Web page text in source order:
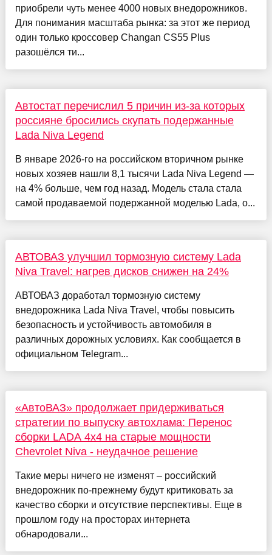
приобрели чуть менее 4000 новых внедорожников.
Для понимания масштаба рынка: за этот же период
один только кроссовер Changan CS55 Plus
разошёлся ти...
Автостат перечислил 5 причин из-за которых
россияне бросились скупать подержанные
Lada Niva Legend
В январе 2026-го на российском вторичном рынке
новых хозяев нашли 8,1 тысячи Lada Niva Legend —
на 4% больше, чем год назад. Модель стала стала
самой продаваемой подержанной моделью Lada, о...
АВТОВАЗ улучшил тормозную систему Lada
Niva Travel: нагрев дисков снижен на 24%
АВТОВАЗ доработал тормозную систему
внедорожника Lada Niva Travel, чтобы повысить
безопасность и устойчивость автомобиля в
различных дорожных условиях. Как сообщается в
официальном Telegram...
«АвтоВАЗ» продолжает придерживаться
стратегии по выпуску автохлама: Перенос
сборки LADA 4x4 на старые мощности
Chevrolet Niva - неудачное решение
Такие меры ничего не изменят – российский
внедорожник по-прежнему будут критиковать за
качество сборки и отсутствие перспективы. Еще в
прошлом году на просторах интернета
обнародовали...